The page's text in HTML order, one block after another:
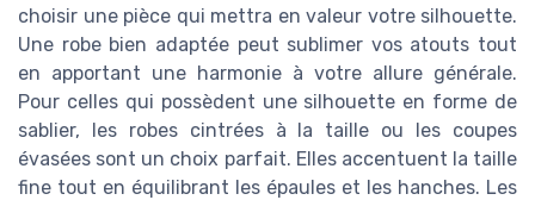
choisir une pièce qui mettra en valeur votre silhouette.
Une robe bien adaptée peut sublimer vos atouts tout
en apportant une harmonie à votre allure générale.
Pour celles qui possèdent une silhouette en forme de
sablier, les robes cintrées à la taille ou les coupes
évasées sont un choix parfait. Elles accentuent la taille
fine tout en équilibrant les épaules et les hanches. Les